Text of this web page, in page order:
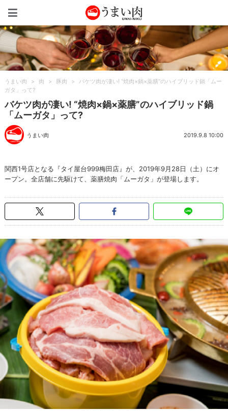
うまい肉 > 肉 > 豚肉 >
バケツ肉が凄い! “焼肉×鍋×薬膳”のハイブリッド鍋「ムー
ガタ」って?
バケツ肉が凄い! “焼肉×鍋×薬膳”のハイブリッド鍋
「ムーガタ」って?
うまい肉 2019.9.8 10:00
関西1号店となる『タイ屋台999梅田店』が、2019年9月28日（土）にオ
ープン。全店舗に先駆けて、薬膳焼肉「ムーガタ」が登場します。